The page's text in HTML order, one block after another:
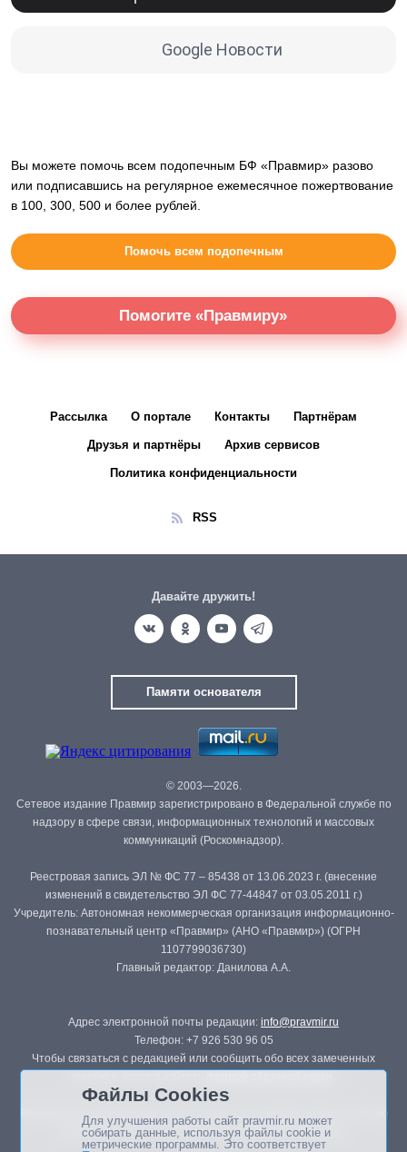
Google Новости
Вы можете помочь всем подопечным БФ «Правмир» разово
или подписавшись на регулярное ежемесячное пожертвование
в 100, 300, 500 и более рублей.
Помочь всем подопечным
Помогите «Правмиру»
Рассылка О портале Контакты Партнёрам
Друзья и партнёры Архив сервисов
Политика конфиденциальности
RSS
Давайте дружить!
Памяти основателя
© 2003—2026.
Сетевое издание Правмир зарегистрировано в Федеральной службе по
надзору в сфере связи, информационных технологий и массовых
коммуникаций (Роскомнадзор).
Реестровая запись ЭЛ № ФС 77 – 85438 от 13.06.2023 г. (внесение
изменений в свидетельство ЭЛ ФС 77-44847 от 03.05.2011 г.)
Учредитель: Автономная некоммерческая организация информационно-
познавательный центр «Правмир» (АНО «Правмир») (ОГРН
1107799036730)
Главный редактор: Данилова А.А.
Адрес электронной почты редакции: info@pravmir.ru
Телефон: +7 926 530 96 05
Чтобы связаться с редакцией или сообщить обо всех замеченных
Републикация материалов сайта в печатных изданиях (книгах, прессе)
возможна только с письменного разрешения редакции.
Файлы Cookies
Для улучшения работы сайт pravmir.ru может
собирать данные, используя файлы cookie и
метрические программы. Это соответствует